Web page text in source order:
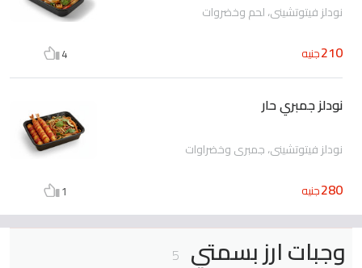
نودلز فيتوتشيني، لحم وخضروات
210جنيه 4
نودلز جمبري حار
نودلز فيتوتشيني، جمبري وخضراوات
280جنيه 1
وجبات ارز بسمتي 5